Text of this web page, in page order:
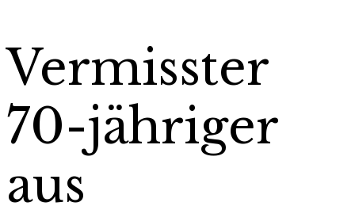
Vermisster
70-jähriger
aus